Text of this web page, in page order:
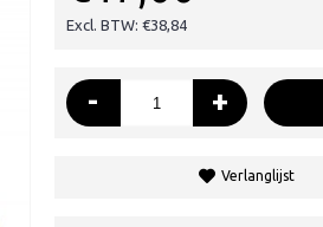
Excl. BTW: €38,84
- +
Verlanglijst